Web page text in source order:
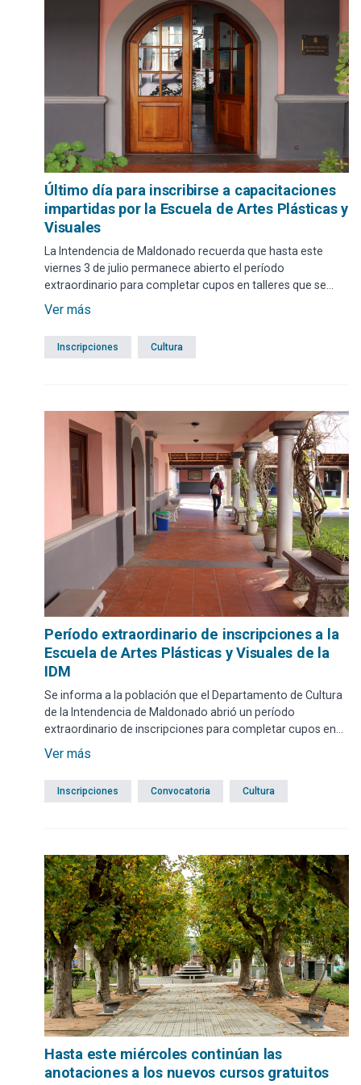
Último día para inscribirse a capacitaciones
impartidas por la Escuela de Artes Plásticas y
Visuales
La Intendencia de Maldonado recuerda que hasta este
viernes 3 de julio permanece abierto el período
extraordinario para completar cupos en talleres que se
realizarán en algunas localidades del territorio
Ver más
Inscripciones Cultura
Período extraordinario de inscripciones a la
Escuela de Artes Plásticas y Visuales de la
IDM
Se informa a la población que el Departamento de Cultura
de la Intendencia de Maldonado abrió un período
extraordinario de inscripciones para completar cupos en
talleres que se realizarán en algunas localidades del
Ver más
Inscripciones Convocatoria Cultura
Hasta este miércoles continúan las
anotaciones a los nuevos cursos gratuitos